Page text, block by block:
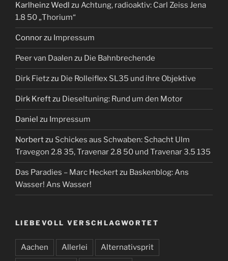
Karlheinz Wedl zu Achtung, radioaktiv: Carl Zeiss Jena
1.8 50 „Thorium“
Connorzu Impressum
Peer van Daalen zu Die Bahnbrechende
Dirk Fietzzu Die Rolleiflex SL35 und ihre Objektive
Dirk Kreftzu Dieseltuning: Rund um den Motor
Daniel zu Impressum
Norbertzu Schickes aus Schwaben: Schacht Ulm
Travegon 2.8 35, Travenar 2.8 50 und Travenar 3.5 135
Das Paradies – Marc Heckertzu Baskenblog: Ans
Wasser! Ans Wasser!
LIEBEVOLL VERSCHLAGWORTET
Aachen Allerlei Alternativsprit